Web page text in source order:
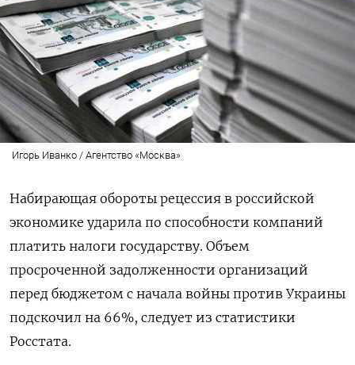
Игорь Иванко / Агентство «Москва»
Набирающая обороты рецессия в российской
экономике ударила по способности компаний
платить налоги государству. Объем
просроченной задолженности организаций
перед бюджетом с начала войны против Украины
подскочил на 66%, следует из статистики
Росстата.